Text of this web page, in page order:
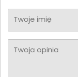
Twoje imię
Twoja opinia